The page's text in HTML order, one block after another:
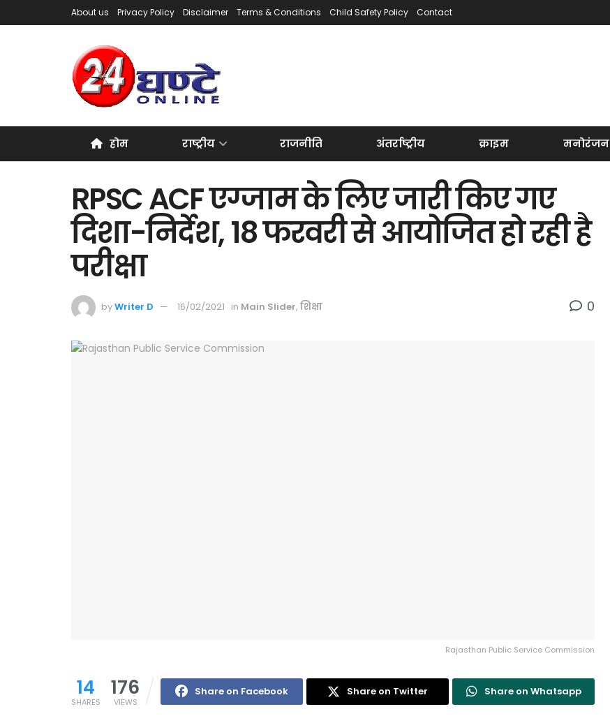
About us Privacy Policy Disclaimer Terms & Conditions Child Safety Policy Contact
होम राष्ट्रीय राजनीति अंतर्राष्ट्रीय क्राइम मनोरंजन
RPSC ACF एग्जाम के लिए जारी किए गए
दिशा-निर्देश, 18 फरवरी से आयोजित हो रही है
परीक्षा
byWriter D 16/02/2021 in Main Slider, शिक्षा 0
Rajasthan Public Service Commission
14
SHARES
176
VIEWS
Share on Facebook Share on Twitter Share on Whatsapp